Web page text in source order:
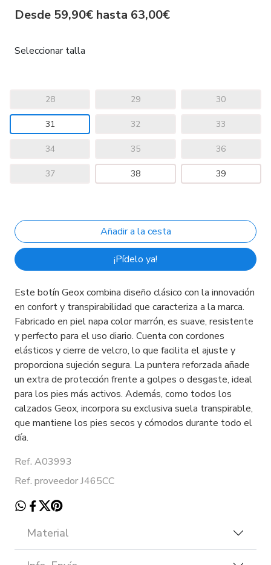
Desde 59,90€ hasta 63,00€
Seleccionar talla
28 29 30
31 32 33
34 35 36
37 38 39
¡Pídelo ya!
Este botín Geox combina diseño clásico con la innovación
en confort y transpirabilidad que caracteriza a la marca.
Fabricado en piel napa color marrón, es suave, resistente
y perfecto para el uso diario. Cuenta con cordones
elásticos y cierre de velcro, lo que facilita el ajuste y
proporciona sujeción segura. La puntera reforzada añade
un extra de protección frente a golpes o desgaste, ideal
para los pies más activos. Además, como todos los
calzados Geox, incorpora su exclusiva suela transpirable,
que mantiene los pies secos y cómodos durante todo el
día.
Ref. A03993
Ref. proveedor J465CC
Material